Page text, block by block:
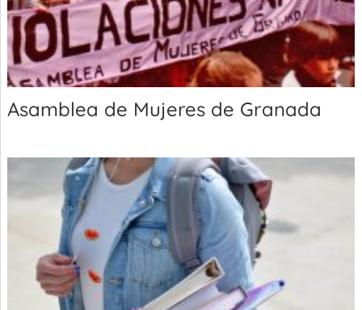
Asamblea de Mujeres de Granada